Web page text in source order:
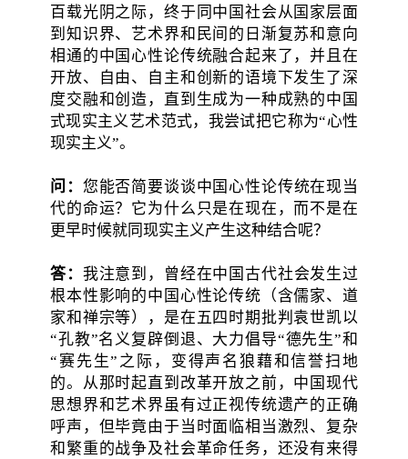
百载光阴之际，终于同中国社会从国家层面
到知识界、艺术界和民间的日渐复苏和意向
相通的中国心性论传统融合起来了，并且在
开放、自由、自主和创新的语境下发生了深
度交融和创造，直到生成为一种成熟的中国
式现实主义艺术范式，我尝试把它称为“心性
现实主义”。
问： 您能否简要谈谈中国心性论传统在现当
代的命运？它为什么只是在现在，而不是在
更早时候就同现实主义产生这种结合呢？
答： 我注意到，曾经在中国古代社会发生过
根本性影响的中国心性论传统（含儒家、道
家和禅宗等），是在五四时期批判袁世凯以
“孔教”名义复辟倒退、大力倡导“德先生”和
“赛先生”之际，变得声名狼藉和信誉扫地
的。从那时起直到改革开放之前，中国现代
思想界和艺术界虽有过正视传统遗产的正确
呼声，但毕竟由于当时面临相当激烈、复杂
和繁重的战争及社会革命任务，还没有来得